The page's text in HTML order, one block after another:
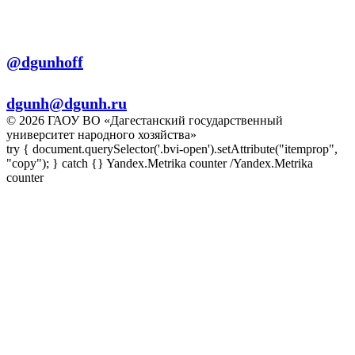
@dgunhoff
dgunh@dgunh.ru
© 2026 ГАОУ ВО «Дагестанский государственный
университет народного хозяйства»
try { document.querySelector('.bvi-open').setAttribute("itemprop",
"copy"); } catch {} Yandex.Metrika counter/Yandex.Metrika
counter